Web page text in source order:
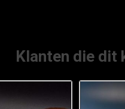
Klanten die dit